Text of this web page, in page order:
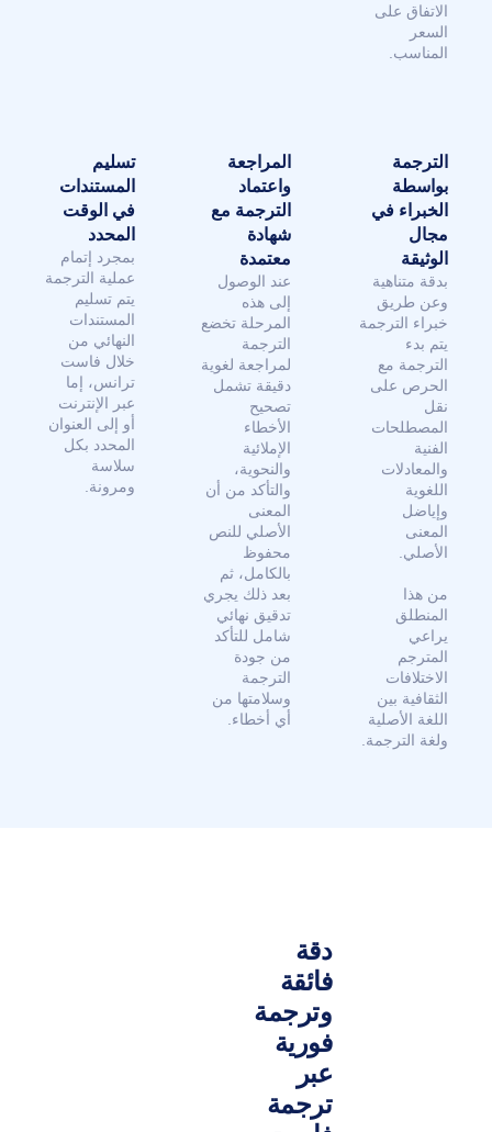
الاتفاق على
السعر
المناسب.
الترجمة
بواسطة
الخبراء في
مجال
الوثيقة
بدقة متناهية
وعن طريق
خبراء الترجمة
يتم بدء
الترجمة مع
الحرص على
نقل
المصطلحات
الفنية
والمعادلات
اللغوية
وإياضل
المعنى
الأصلي.
من هذا
المنطلق
يراعي
المترجم
الاختلافات
الثقافية بين
اللغة الأصلية
ولغة الترجمة.
المراجعة
واعتماد
الترجمة مع
شهادة
معتمدة
عند الوصول
إلى هذه
المرحلة تخضع
الترجمة
لمراجعة لغوية
دقيقة تشمل
تصحيح
الأخطاء
الإملائية
والنحوية،
والتأكد من أن
المعنى
الأصلي للنص
محفوظ
بالكامل، ثم
بعد ذلك يجري
تدقيق نهائي
شامل للتأكد
من جودة
الترجمة
وسلامتها من
أي أخطاء.
تسليم
المستندات
في الوقت
المحدد
بمجرد إتمام
عملية الترجمة
يتم تسليم
المستندات
النهائي من
خلال فاست
ترانس، إما
عبر الإنترنت
أو إلى العنوان
المحدد بكل
سلاسة
ومرونة.
دقة
فائقة
وترجمة
فورية
عبر
ترجمة